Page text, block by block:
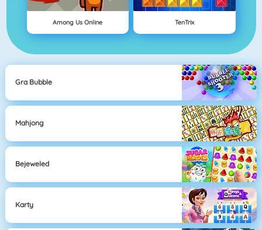
Among Us Online TenTrix
Gra Bubble
Mahjong
Bejeweled
Karty